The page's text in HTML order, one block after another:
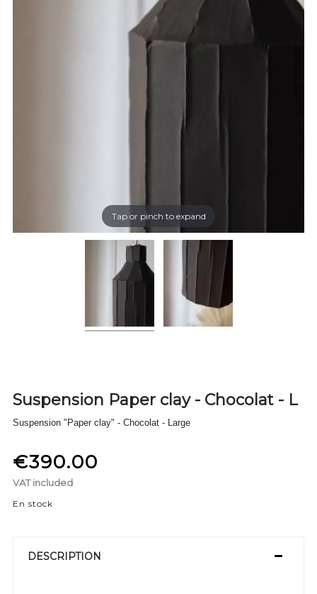
Tap or pinch to expand
Suspension Paper clay - Chocolat - L
Suspension "Paper clay" - Chocolat - Large
€390.00
VAT included
En stock
DESCRIPTION